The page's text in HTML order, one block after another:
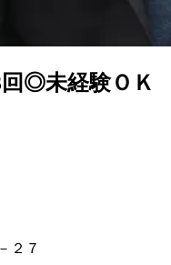
回◎未経験ＯＫ
２７